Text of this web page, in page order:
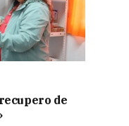
de